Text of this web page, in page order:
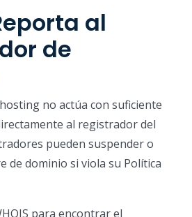
al
de
no actúa con suficiente
al registrador del
pueden suspender o
de dominio si viola su Política
para encontrar el